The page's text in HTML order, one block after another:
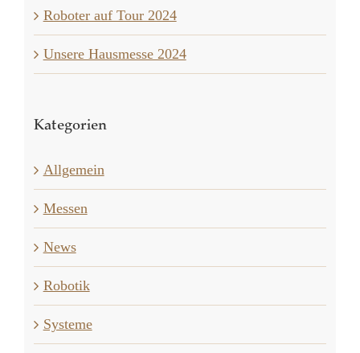
Roboter auf Tour 2024
Unsere Hausmesse 2024
Kategorien
Allgemein
Messen
News
Robotik
Systeme